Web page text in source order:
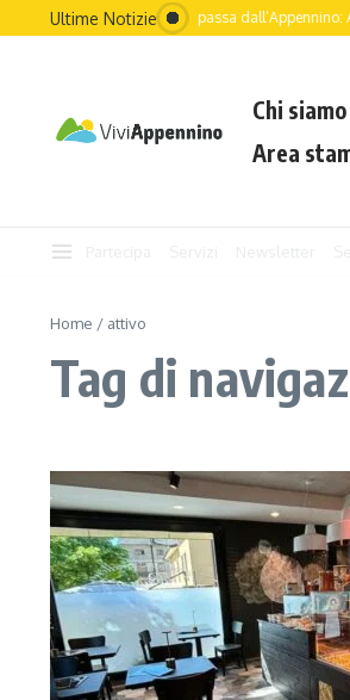
Salta al contenuto
Ultime Notizie
Il futuro dell’Italia passa dall’Appennino:
Chi siamo
Area
Home / attivo
Tag di